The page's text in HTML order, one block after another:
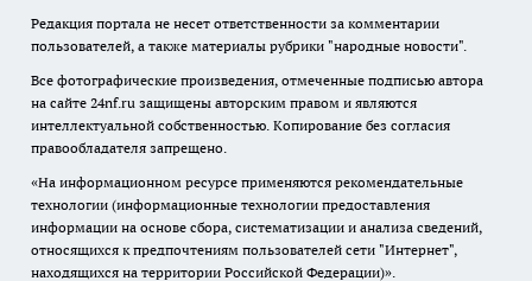
Редакция портала не несет ответственности за комментарии
пользователей, а также материалы рубрики "народные новости".
Все фотографические произведения, отмеченные подписью автора
на сайте 24nf.ru защищены авторским правом и являются
интеллектуальной собственностью. Копирование без согласия
правообладателя запрещено.
«На информационном ресурсе применяются рекомендательные
технологии (информационные технологии предоставления
информации на основе сбора, систематизации и анализа сведений,
относящихся к предпочтениям пользователей сети "Интернет",
находящихся на территории Российской Федерации)».